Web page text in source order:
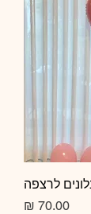
לרצפה
מחיר